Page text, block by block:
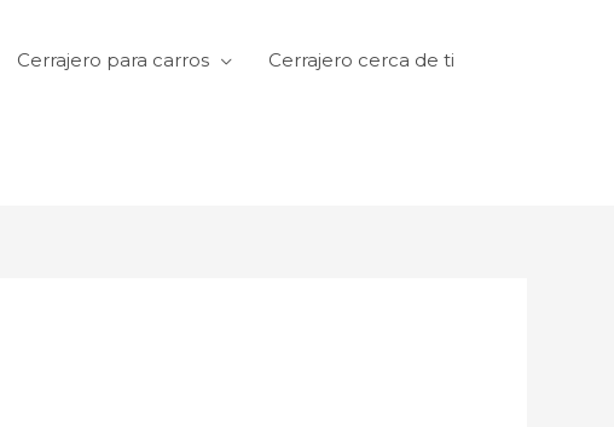
Cerrajero para carros Cerrajero cerca de ti